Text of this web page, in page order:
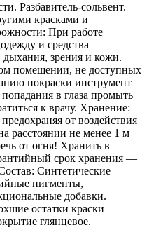
Разбавитель-сольвент.
красками и
При работе
и средства
зрения и кожи.
помещении, не доступных
покраски инструмент
в глаза промыть
к врачу. Хранение:
от воздействия
расстоянии не менее 1 м
от огня! Хранить в
срок хранения —
Синтетические
пигменты,
добавки.
остатки краски
глянцевое.